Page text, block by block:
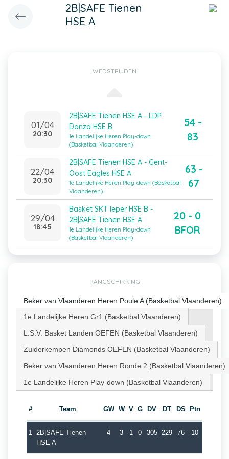
2B|SAFE Tienen
HSE A
WEDSTRIJDEN
01/04
20:30
2B|SAFE Tienen HSE A - LDP
Donza HSE B
1e Landelijke Heren Play-down
(Basketbal Vlaanderen)
54 -
83
22/04
20:30
2B|SAFE Tienen HSE A - Gent-
Oost Eagles HSE A
1e Landelijke Heren Play-down (Basketbal
Vlaanderen)
63 -
67
29/04
18:45
Basket SKT Ieper HSE B -
2B|SAFE Tienen HSE A
1e Landelijke Heren Play-down
(Basketbal Vlaanderen)
20 - 0
BFOR
RANGSCHIKKING
Beker van Vlaanderen Heren Poule A (Basketbal Vlaanderen)
1e Landelijke Heren Gr1 (Basketbal Vlaanderen)
L.S.V. Basket Landen OEFEN (Basketbal Vlaanderen)
Zuiderkempen Diamonds OEFEN (Basketbal Vlaanderen)
Beker van Vlaanderen Heren Ronde 2 (Basketbal Vlaanderen)
1e Landelijke Heren Play-down (Basketbal Vlaanderen)
# Team GW W V G DV DT DS Ptn
1 2B|SAFE Tienen
HSE A
4 3 1 0 305 229 76 10